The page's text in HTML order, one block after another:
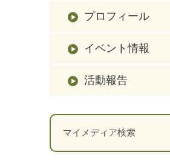
プロフィール
イベント情報
活動報告